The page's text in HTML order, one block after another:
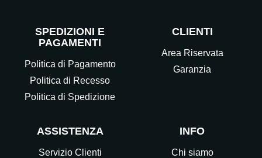
SPEDIZIONI E
PAGAMENTI
Politica di Pagamento
Politica di Recesso
Politica di Spedizione
CLIENTI
Area Riservata
Garanzia
ASSISTENZA
Servizio Clienti
INFO
Chi siamo